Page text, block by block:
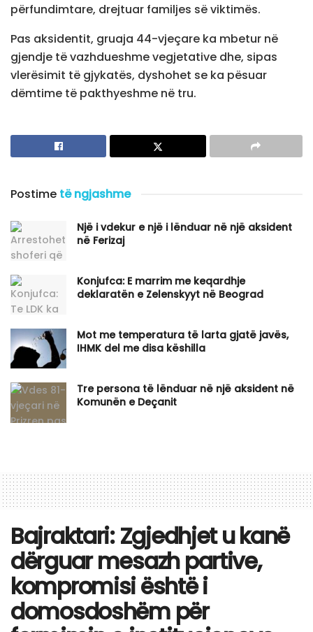
përfundimtare, drejtuar familjes së viktimës.
Pas aksidentit, gruaja 44-vjeçare ka mbetur në
gjendje të vazhdueshme vegjetative dhe, sipas
vlerësimit të gjykatës, dyshohet se ka pësuar
dëmtime të pakthyeshme në tru.
Postime të ngjashme
Një i vdekur e një i lënduar në një aksident
në Ferizaj
Konjufca: E marrim me keqardhje
deklaratën e Zelenskyyt në Beograd
Mot me temperatura të larta gjatë javës,
IHMK del me disa këshilla
Tre persona të lënduar në një aksident në
Komunën e Deçanit
Bajraktari: Zgjedhjet u kanë
dërguar mesazh partive,
kompromisi është i
domosdoshëm për